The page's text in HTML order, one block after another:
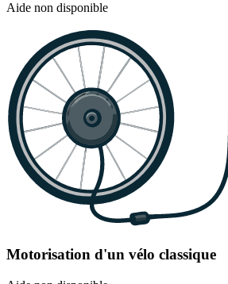
Aide non disponible
Motorisation d'un vélo classique